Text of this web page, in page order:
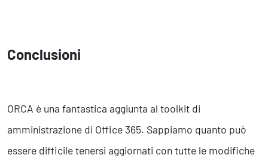
Conclusioni
ORCA è una fantastica aggiunta al toolkit di
amministrazione di Office 365. Sappiamo quanto può
essere difficile tenersi aggiornati con tutte le modifiche